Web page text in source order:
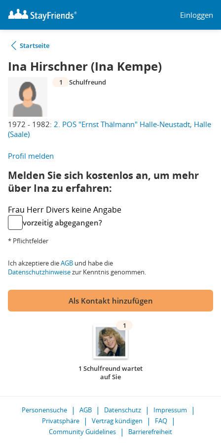
Einloggen
Startseite
Ina Hirschner (Ina Kempe)
1972 - 1982: 2. POS "Ernst Thälmann" Halle-Neustadt, Halle
(Saale)
1 Schulfreund
Profil melden
Melden Sie sich kostenlos an, um mehr
über Ina zu erfahren:
Frau Herr Divers keine Angabe
vorzeitig abgegangen?
* Pflichtfelder
Ich akzeptiere dieAGB und habe die
Datenschutzhinweisezur Kenntnis genommen.
Als Kontakt hinzufügen
1
1 Schulfreund wartet
auf Sie
Personensuche AGB Datenschutz
Impressum
Privatsphäre
Vertrag kündigen
FAQ
Community Guidelines
Barrierefreiheit